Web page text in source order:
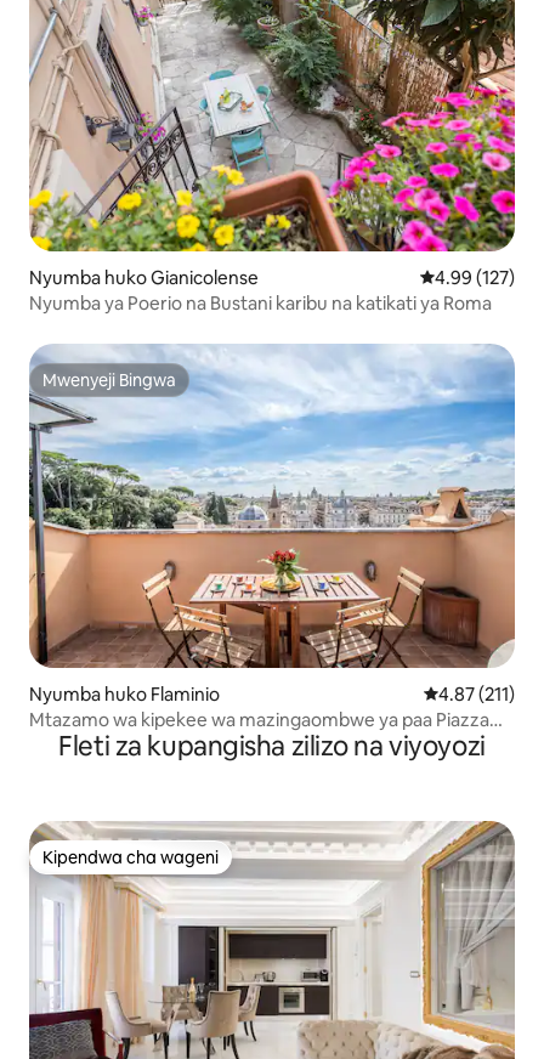
Nyumba huko Gianicolense Ukadiriaji wa
4.99 (127)
Nyumba ya Poerio na Bustani karibu na katikati ya Roma
Mwenyeji Bingwa
Mwenyeji Bingwa
Nyumba huko Flaminio Ukadiriaji wa
4.87 (211)
Mtazamo wa kipekee wa mazingaombwe ya paa Piazza
del Popolo
Fleti za kupangisha zilizo na viyoyozi
Kipendwa cha wageni
Kipendwa cha wageni